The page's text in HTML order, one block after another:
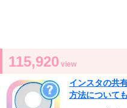
115,920 view
インスタの共
方法について